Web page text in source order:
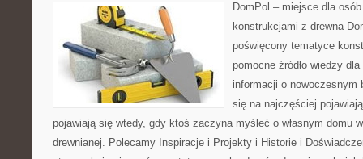
DomPol – miejsce dla
konstrukcjami z drewna
poświęcony tematyce
pomocne źródło wiedzy
informacji o nowoczesnym
się na najczęściej
pojawiają się wtedy, gdy ktoś zaczyna myśleć o własnym domu
drewnianej. Polecamy Inspiracje i Projekty i Historie i